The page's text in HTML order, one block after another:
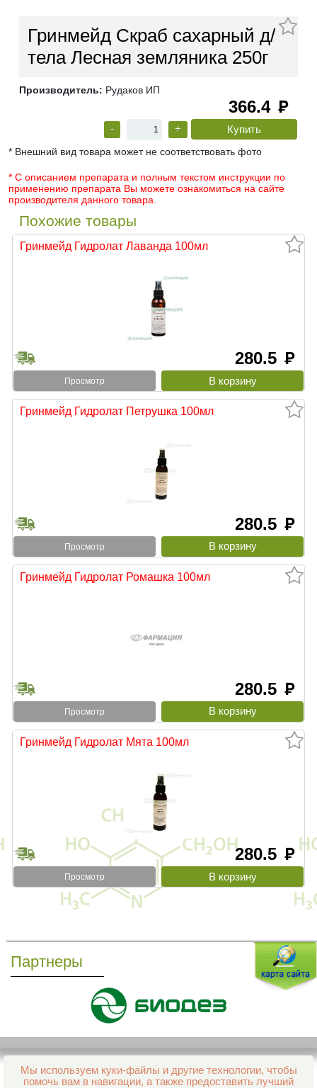
Гринмейд Скраб сахарный д/
тела Лесная земляника 250г
Производитель: Рудаков ИП
366.4 руб
- +
* Внешний вид товара может не соответствовать фото
* С описанием препарата и полным текстом инструкции по
применению препарата Вы можете ознакомиться на сайте
производителя данного товара.
Похожие товары
Гринмейд Гидролат Лаванда 100мл
280.5 руб
Просмотр
Гринмейд Гидролат Петрушка 100мл
280.5 руб
Просмотр
Гринмейд Гидролат Ромашка 100мл
280.5 руб
Просмотр
Гринмейд Гидролат Мята 100мл
280.5 руб
Просмотр
Партнеры
Мы используем куки-файлы и другие технологии, чтобы
помочь вам в навигации, а также предоставить лучший
Все права защищены и охраняются законом